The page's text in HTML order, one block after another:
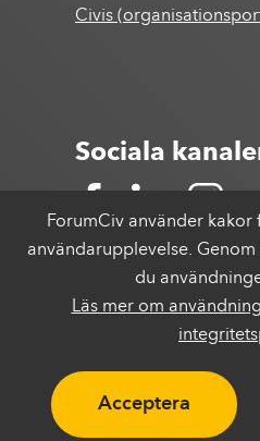
Civis
Sociala
ForumCiv använder
användarupplevelse.
du
Läs mer om
Acceptera